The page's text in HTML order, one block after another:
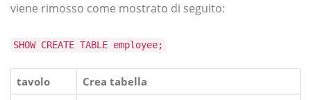
viene rimosso come mostrato di seguito:
SHOW CREATE TABLE employee;
tavolo
Crea tabella